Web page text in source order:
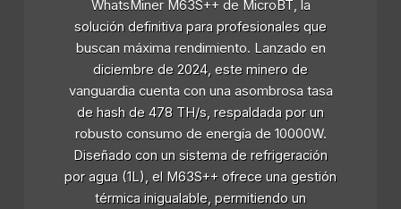
WhatsMiner M63S++ de MicroBT, la
solución definitiva para profesionales que
buscan máxima rendimiento. Lanzado en
diciembre de 2024, este minero de
vanguardia cuenta con una asombrosa tasa
de hash de 478 TH/s, respaldada por un
robusto consumo de energía de 10000W.
Diseñado con un sistema de refrigeración
por agua (1L), el M63S++ ofrece una gestión
térmica inigualable, permitiendo un